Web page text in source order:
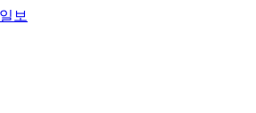
보